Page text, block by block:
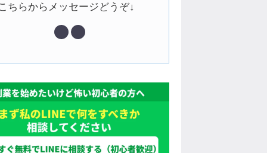
ちらからメッセージどうぞ↓